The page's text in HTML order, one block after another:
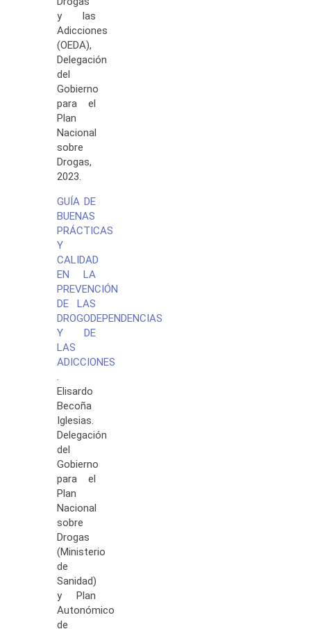
y las
Adicciones
(OEDA),
Delegación
del
Gobierno
para el
Plan
Nacional
sobre
Drogas,
2023.
GUÍA DE
BUENAS
PRÁCTICAS
Y
CALIDAD
EN LA
PREVENCIÓN
DE LAS
DROGODEPENDENCIAS
Y DE
LAS
ADICCIONES
.
Elisardo
Becoña
Iglesias.
Delegación
del
Gobierno
para el
Plan
Nacional
sobre
Drogas
(Ministerio
de
Sanidad)
y Plan
Autonómico
de